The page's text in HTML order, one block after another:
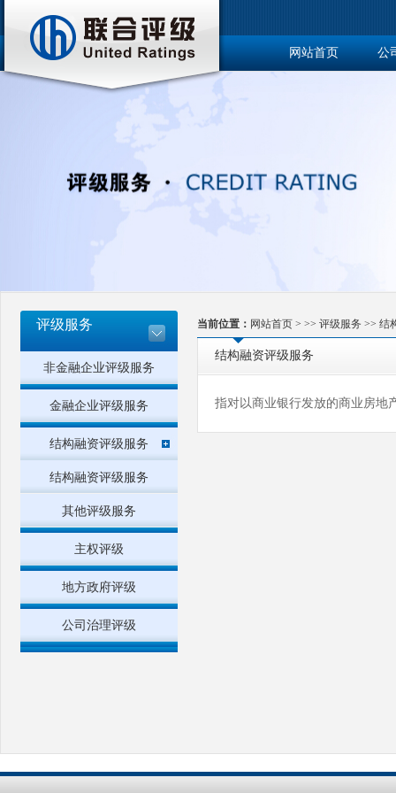
网站首页 公
评级服务
非金融企业评级服务
金融企业评级服务
结构融资评级服务
结构融资评级服务
其他评级服务
主权评级
地方政府评级
公司治理评级
当前位置： 网站首页 > >> 评级服务 >> 结
结构融资评级服务
指对以商业银行发放的商业房地